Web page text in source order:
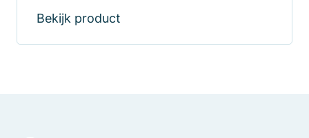
Bekijk product